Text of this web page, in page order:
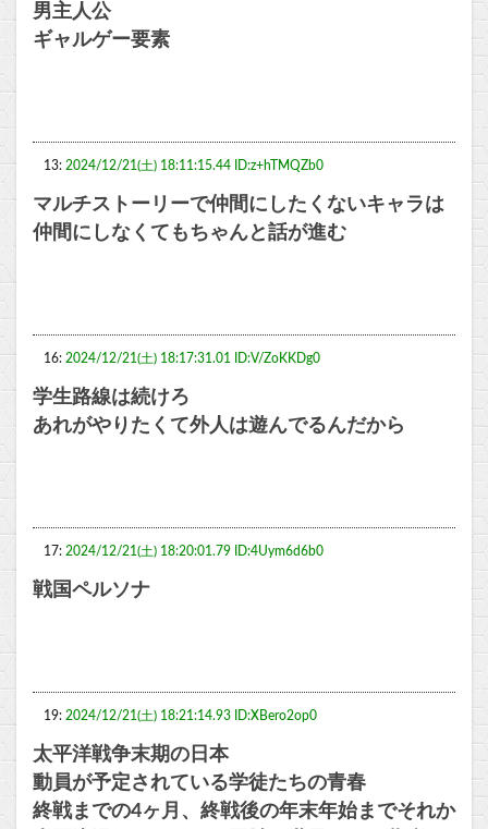
男主人公
ギャルゲー要素
13: 2024/12/21(土) 18:11:15.44 ID:z+hTMQZb0
マルチストーリーで仲間にしたくないキャラは
仲間にしなくてもちゃんと話が進む
16: 2024/12/21(土) 18:17:31.01 ID:V/ZoKKDg0
学生路線は続けろ
あれがやりたくて外人は遊んでるんだから
17: 2024/12/21(土) 18:20:01.79 ID:4Uym6d6b0
戦国ペルソナ
19: 2024/12/21(土) 18:21:14.93 ID:XBero2op0
太平洋戦争末期の日本
動員が予定されている学徒たちの青春
終戦までの4ヶ月、終戦後の年末年始までそれか